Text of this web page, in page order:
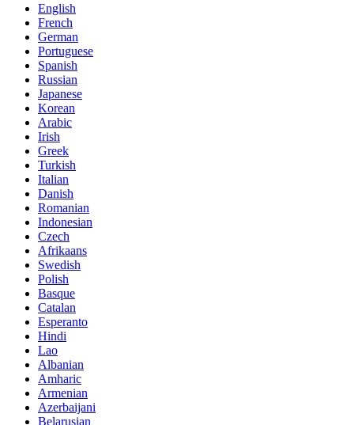
English
French
German
Portuguese
Spanish
Russian
Japanese
Korean
Arabic
Irish
Greek
Turkish
Italian
Danish
Romanian
Indonesian
Czech
Afrikaans
Swedish
Polish
Basque
Catalan
Esperanto
Hindi
Lao
Albanian
Amharic
Armenian
Azerbaijani
Belarusian